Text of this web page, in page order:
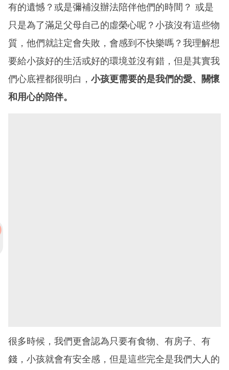
有的遺憾？或是彌補沒辦法陪伴他們的時間？ 或是
只是為了滿足父母自己的虛榮心呢？小孩沒有這些物
質，他們就註定會失敗，會感到不快樂嗎？我理解想
要給小孩好的生活或好的環境並沒有錯，但是其實我
們心底裡都很明白， 小孩更需要的是我們的愛、關懷
和用心的陪伴。
很多時候，我們更會認為只要有食物、有房子、有
錢，小孩就會有安全感，但是這些完全是我們大人的